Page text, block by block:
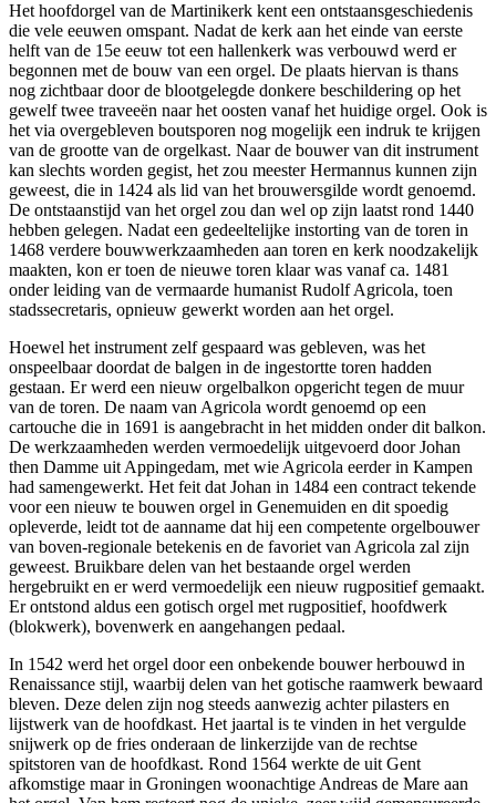
Het hoofdorgel van de Martinikerk kent een ontstaansgeschiedenis
die vele eeuwen omspant. Nadat de kerk aan het einde van eerste
helft van de 15e eeuw tot een hallenkerk was verbouwd werd er
begonnen met de bouw van een orgel. De plaats hiervan is thans
nog zichtbaar door de blootgelegde donkere beschildering op het
gewelf twee traveeën naar het oosten vanaf het huidige orgel. Ook is
het via overgebleven boutsporen nog mogelijk een indruk te krijgen
van de grootte van de orgelkast. Naar de bouwer van dit instrument
kan slechts worden gegist, het zou meester Hermannus kunnen zijn
geweest, die in 1424 als lid van het brouwersgilde wordt genoemd.
De ontstaanstijd van het orgel zou dan wel op zijn laatst rond 1440
hebben gelegen. Nadat een gedeeltelijke instorting van de toren in
1468 verdere bouwwerkzaamheden aan toren en kerk noodzakelijk
maakten, kon er toen de nieuwe toren klaar was vanaf ca. 1481
onder leiding van de vermaarde humanist Rudolf Agricola, toen
stadssecretaris, opnieuw gewerkt worden aan het orgel.
Hoewel het instrument zelf gespaard was gebleven, was het
onspeelbaar doordat de balgen in de ingestortte toren hadden
gestaan. Er werd een nieuw orgelbalkon opgericht tegen de muur
van de toren. De naam van Agricola wordt genoemd op een
cartouche die in 1691 is aangebracht in het midden onder dit balkon.
De werkzaamheden werden vermoedelijk uitgevoerd door Johan
then Damme uit Appingedam, met wie Agricola eerder in Kampen
had samengewerkt. Het feit dat Johan in 1484 een contract tekende
voor een nieuw te bouwen orgel in Genemuiden en dit spoedig
opleverde, leidt tot de aanname dat hij een competente orgelbouwer
van boven-regionale betekenis en de favoriet van Agricola zal zijn
geweest. Bruikbare delen van het bestaande orgel werden
hergebruikt en er werd vermoedelijk een nieuw rugpositief gemaakt.
Er ontstond aldus een gotisch orgel met rugpositief, hoofdwerk
(blokwerk), bovenwerk en aangehangen pedaal.
In 1542 werd het orgel door een onbekende bouwer herbouwd in
Renaissance stijl, waarbij delen van het gotische raamwerk bewaard
bleven. Deze delen zijn nog steeds aanwezig achter pilasters en
lijstwerk van de hoofdkast. Het jaartal is te vinden in het vergulde
snijwerk op de fries onderaan de linkerzijde van de rechtse
spitstoren van de hoofdkast. Rond 1564 werkte de uit Gent
afkomstige maar in Groningen woonachtige Andreas de Mare aan